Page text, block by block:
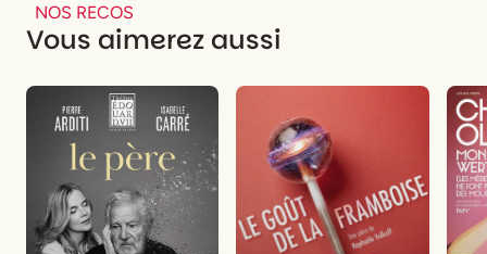
NOS RECOS
Vous aimerez aussi